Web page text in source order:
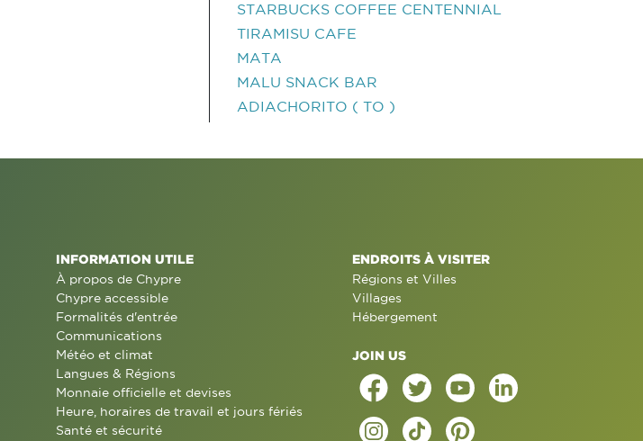
STARBUCKS COFFEE CENTENNIAL
TIRAMISU CAFE
MATA
MALU SNACK BAR
ADIACHORITO ( TO )
INFORMATION UTILE
À propos de Chypre
Chypre accessible
Formalités d'entrée
Communications
Météo et climat
Langues & Régions
Monnaie officielle et devises
Heure, horaires de travail et jours fériés
Santé et sécurité
ENDROITS À VISITER
Régions et Villes
Villages
Hébergement
JOIN US